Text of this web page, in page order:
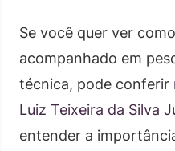
Se você quer ver
acompanhado em
técnica, pode conferir
Luiz Teixeira da Silva
entender a